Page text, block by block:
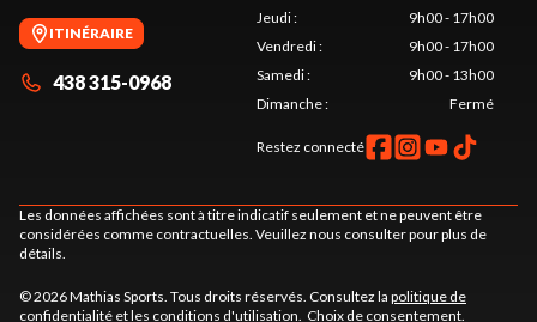
ITINÉRAIRE
438 315-0968
Jeudi:
9h00 - 17h00
Vendredi:
9h00 - 17h00
Samedi:
9h00 - 13h00
Dimanche: Fermé
Restez connecté
Les données affichées sont à titre indicatif seulement et ne peuvent être
considérées comme contractuelles. Veuillez nous consulter pour plus de
détails.
© 2026 Mathias Sports. Tous droits réservés. Consultez la politique de
confidentialité et les conditions d'utilisation Choix de consentement.